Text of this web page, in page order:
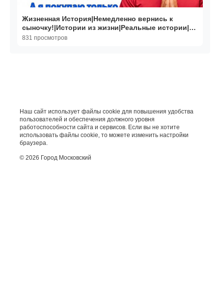
Жизненная История|Немедленно вернись к
сыночку!|Истории из жизни|Реальные истории|
Аудиорассказы
831 просмотров
Наш сайт использует файлы cookie для повышения удобства
пользователей и обеспечения должного уровня
работоспособности сайта и сервисов. Если вы не хотите
использовать файлы cookie, то можете изменить настройки
браузера.
© 2026 Город Московский